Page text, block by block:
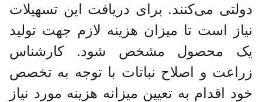
دولتی می‌کنند. برای دریافت این تسهیلات
نیاز است تا میزان هزینه لازم جهت تولید
یک محصول مشخص شود. کارشناس
زراعت و اصلاح نباتات با توجه به تخصص
خود اقدام به تعیین میزانه هزینه مورد نیاز